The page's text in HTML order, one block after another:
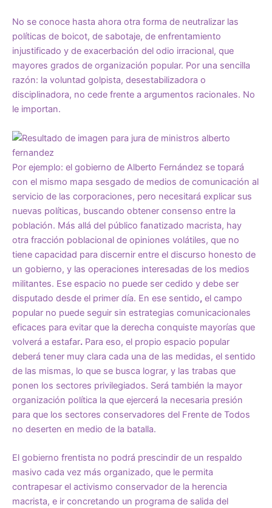
No se conoce hasta ahora otra forma de neutralizar las
políticas de boicot, de sabotaje, de enfrentamiento
injustificado y de exacerbación del odio irracional, que
mayores grados de organización popular. Por una sencilla
razón: la voluntad golpista, desestabilizadora o
disciplinadora, no cede frente a argumentos racionales. No
le importan.
Por ejemplo: el gobierno de Alberto Fernández se topará
con el mismo mapa sesgado de medios de comunicación al
servicio de las corporaciones, pero necesitará explicar sus
nuevas políticas, buscando obtener consenso entre la
población. Más allá del público fanatizado macrista, hay
otra fracción poblacional de opiniones volátiles, que no
tiene capacidad para discernir entre el discurso honesto de
un gobierno, y las operaciones interesadas de los medios
militantes. Ese espacio no puede ser cedido y debe ser
disputado desde el primer día. En ese sentido, el campo
popular no puede seguir sin estrategias comunicacionales
eficaces para evitar que la derecha conquiste mayorías que
volverá a estafar. Para eso, el propio espacio popular
deberá tener muy clara cada una de las medidas, el sentido
de las mismas, lo que se busca lograr, y las trabas que
ponen los sectores privilegiados. Será también la mayor
organización política la que ejercerá la necesaria presión
para que los sectores conservadores del Frente de Todos
no deserten en medio de la batalla.
El gobierno frentista no podrá prescindir de un respaldo
masivo cada vez más organizado, que le permita
contrapesar el activismo conservador de la herencia
macrista, e ir concretando un programa de salida del